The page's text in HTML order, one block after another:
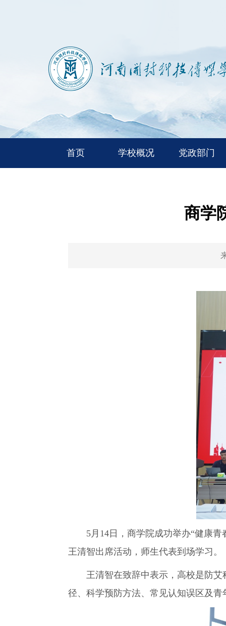
首页 学校概况 党政部门
商学
5月14日，商学院成功举办“健康
王清智出席活动，师生代表到场学习。
王清智在致辞中表示，高校是防
径、科学预防方法、常见认知误区及